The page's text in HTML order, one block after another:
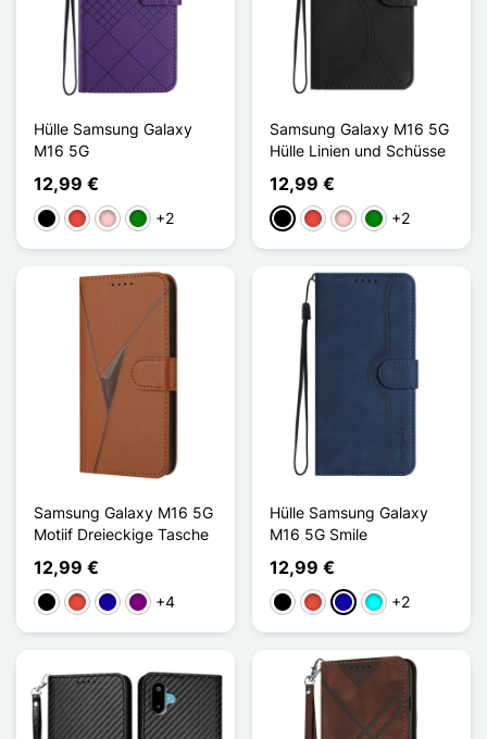
Hülle Samsung Galaxy
M16 5G
12,99 €
Schwarz
Rot PinkGrün+2
Samsung Galaxy M16 5G
Hülle Linien und Schüsse
12,99 €
Schwarz
Rot PinkGrün+2
Samsung Galaxy M16 5G
Motiif Dreieckige Tasche
12,99 €
Schwarz
Rot Dunkelblau
Violett
+4
Hülle Samsung Galaxy
M16 5G Smile
12,99 €
Schwarz
Rot Dunkelblau
Cyan+2